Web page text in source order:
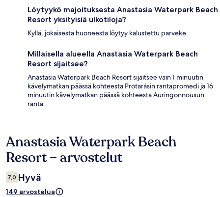
Löytyykö majoituksesta Anastasia Waterpark Beach
Resort yksityisiä ulkotiloja?
Kyllä, jokaisesta huoneesta löytyy kalustettu parveke.
Millaisella alueella Anastasia Waterpark Beach
Resort sijaitsee?
Anastasia Waterpark Beach Resort sijaitsee vain 1 minuutin
kävelymatkan päässä kohteesta Protarásin rantapromedi ja 16
minuutin kävelymatkan päässä kohteesta Auringonnousun
ranta.
Arvostelut
Anastasia Waterpark Beach
Resort – arvostelut
7,0 Hyvä
149 arvostelua